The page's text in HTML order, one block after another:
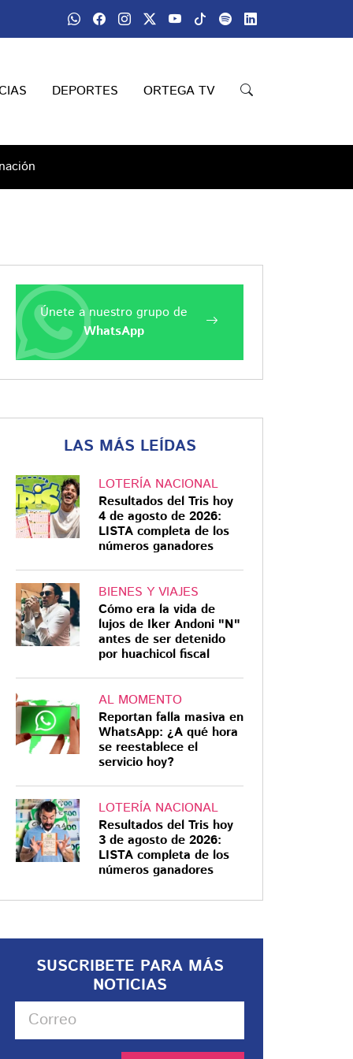
DEPORTES ORTEGA TV
Únete a nuestro grupo de
WhatsApp
LAS MÁS LEÍDAS
LOTERÍA NACIONAL
Resultados del Tris hoy
4 de agosto de 2026:
LISTA completa de los
números ganadores
BIENES Y VIAJES
Cómo era la vida de
lujos de Iker Andoni "N"
antes de ser detenido
por huachicol fiscal
AL MOMENTO
Reportan falla masiva en
WhatsApp: ¿A qué hora
se reestablece el
servicio hoy?
LOTERÍA NACIONAL
Resultados del Tris hoy
3 de agosto de 2026:
LISTA completa de los
números ganadores
SUSCRIBETE PARA MÁS
NOTICIAS